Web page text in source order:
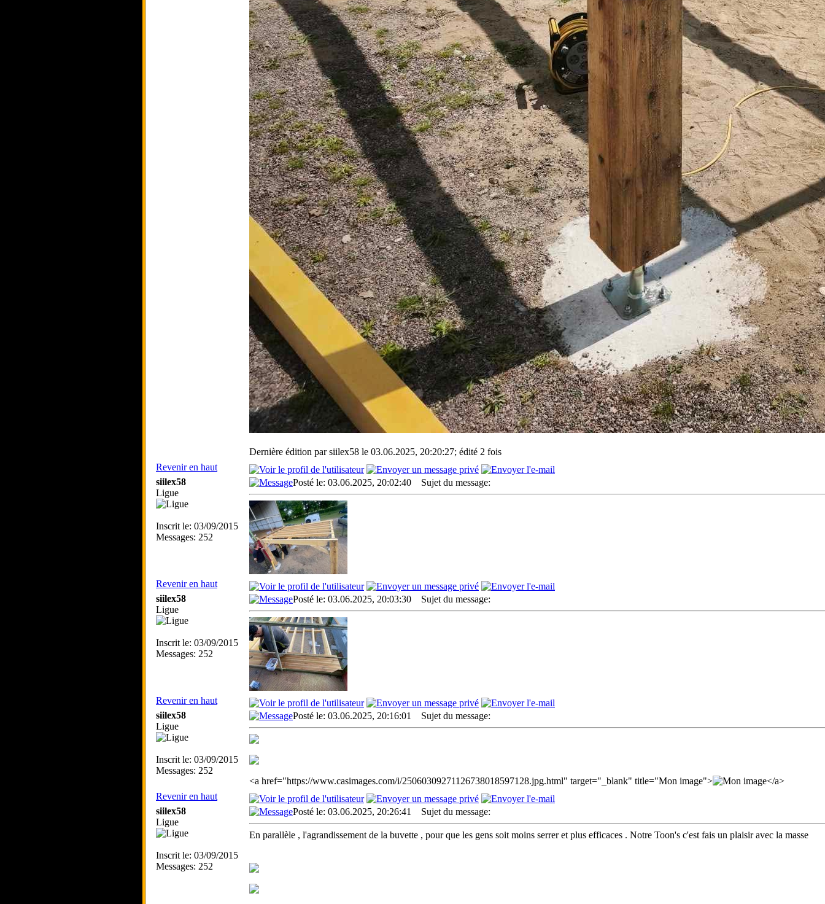
Dernière édition par siilex58 le 03.06.2025, 20:20:27; édité 2 fois
Revenir en haut
siilex58
Ligue
Inscrit le: 03/09/2015
Messages: 252
Posté le: 03.06.2025, 20:02:40 Sujet du message:
Revenir en haut
siilex58
Ligue
Inscrit le: 03/09/2015
Messages: 252
Posté le: 03.06.2025, 20:03:30 Sujet du message:
Revenir en haut
siilex58
Ligue
Inscrit le: 03/09/2015
Messages: 252
Posté le: 03.06.2025, 20:16:01 Sujet du message:
<a href="https://www.casimages.com/i/25060309271126738018597128.jpg.html" target="_blank" title="Mon image">
</a>
Revenir en haut
siilex58
Ligue
Inscrit le: 03/09/2015
Messages: 252
Posté le: 03.06.2025, 20:26:41 Sujet du message:
En parallèle , l'agrandissement de la buvette , pour que les gens soit moins serrer et plus efficaces . Notre Toon's c'est fais un plaisir avec la masse